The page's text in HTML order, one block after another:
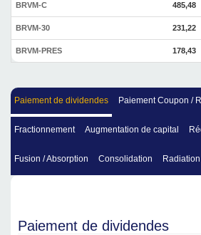
BRVM-C 485,48
BRVM-30 231,22
BRVM-PRES 178,43
Paiement de dividendes Paiement Coupon /
Fractionnement Augmentation de capital
Fusion / Absorption Consolidation Radiation
Paiement de dividendes